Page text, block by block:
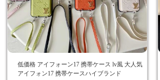
低価格 アイフォーン17 携帯ケース lv風 大人気
アイフォン17 携帯ケースハイブランド